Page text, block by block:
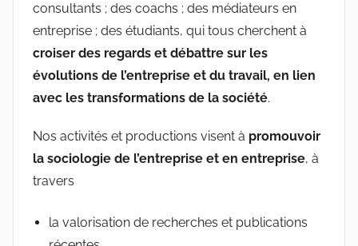
l'Entreprise
consultants ; des coachs ; des médiateurs en
entreprise ; des étudiants, qui tous cherchent à
croiser des regards et débattre sur les
évolutions de l’entreprise et du travail, en lien
avec les transformations de la société.
Nos activités et productions visent à promouvoir
la sociologie de l’entreprise et en entreprise, à
travers
la valorisation de recherches et publications